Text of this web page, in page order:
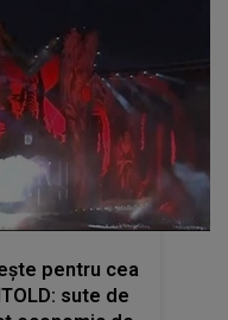
pentru cea
sute de